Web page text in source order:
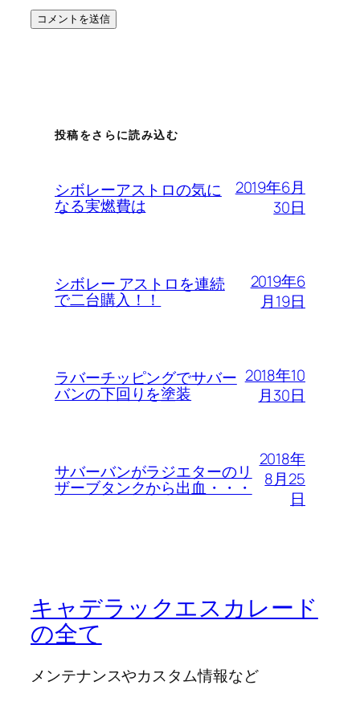
投稿をさらに読み込む
シボレーアストロの気に
なる実燃費は
2019年6月
30日
シボレー アストロを連続
で二台購入！！
2019年6
月19日
ラバーチッピングでサバー
バンの下回りを塗装
2018年10
月30日
サバーバンがラジエターのリ
ザーブタンクから出血・・・
2018年
8月25
日
キャデラックエスカレード
の全て
メンテナンスやカスタム情報など